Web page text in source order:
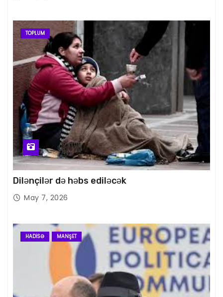
TOPLUM
Dilənçilər də həbs ediləcək
May 7, 2026
HADISƏ MANŞET